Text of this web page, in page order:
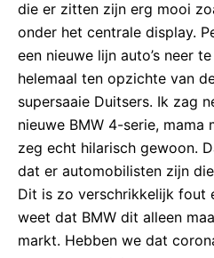
die er zitten zijn erg mooi
onder het centrale display.
een nieuwe lijn auto’s neer
helemaal ten opzichte van
supersaaie Duitsers. Ik zag
nieuwe BMW 4-serie,
zeg echt hilarisch gewoon.
dat er automobilisten zijn
Dit is zo verschrikkelijk fout
weet dat BMW dit alleen
markt. Hebben we dat